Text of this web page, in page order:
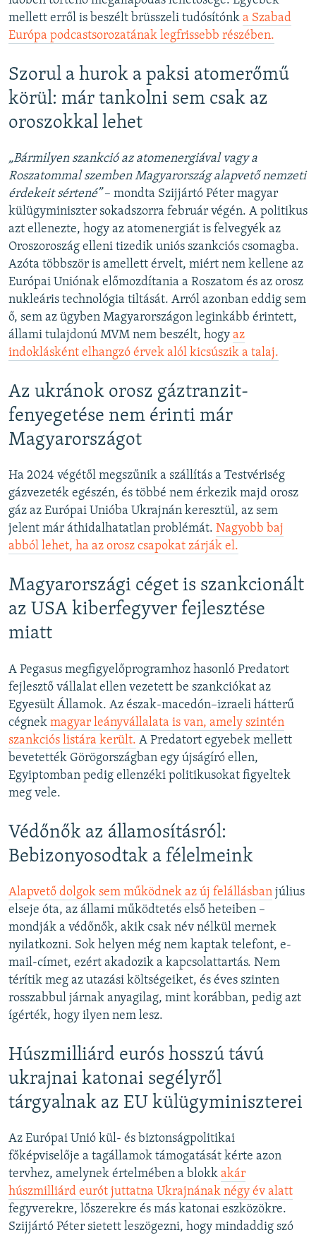
mellett erről is beszélt brüsszeli tudósítónk a Szabad
Európa podcastsorozatának legfrissebb részében.
Szorul a hurok a paksi atomerőmű
körül: már tankolni sem csak az
oroszokkal lehet
„Bármilyen szankció az atomenergiával vagy a
Roszatommal szemben Magyarország alapvető nemzeti
érdekeit sértené”– mondta Szijjártó Péter magyar
külügyminiszter sokadszorra február végén. A politikus
azt ellenezte, hogy az atomenergiát is felvegyék az
Oroszoroszág elleni tizedik uniós szankciós csomagba.
Azóta többször is amellett érvelt, miért nem kellene az
Európai Uniónak előmozdítania a Roszatom és az orosz
nukleáris technológia tiltását. Arról azonban eddig sem
ő, sem az ügyben Magyarországon leginkább érintett,
állami tulajdonú MVM nem beszélt, hogy az
indoklásként elhangzó érvek alól kicsúszik a talaj.
Az ukránok orosz gáztranzit-
fenyegetése nem érinti már
Magyarországot
Ha 2024 végétől megszűnik a szállítás a Testvériség
gázvezeték egészén, és többé nem érkezik majd orosz
gáz az Európai Unióba Ukrajnán keresztül, az sem
jelent már áthidalhatatlan problémát. Nagyobb baj
abból lehet, ha az orosz csapokat zárják el.
Magyarországi céget is szankcionált
az USA kiberfegyver fejlesztése
miatt
A Pegasus megfigyelőprogramhoz hasonló Predatort
fejlesztő vállalat ellen vezetett be szankciókat az
Egyesült Államok. Az észak-macedón–izraeli hátterű
cégnek magyar leányvállalata is van, amely szintén
szankciós listára került. A Predatort egyebek mellett
bevetették Görögországban egy újságíró ellen,
Egyiptomban pedig ellenzéki politikusokat figyeltek
meg vele.
Védőnők az államosításról:
Bebizonyosodtak a félelmeink
Alapvető dolgok sem működnek az új felállásban július
elseje óta, az állami működtetés első heteiben –
mondják a védőnők, akik csak név nélkül mernek
nyilatkozni. Sok helyen még nem kaptak telefont, e-
mail-címet, ezért akadozik a kapcsolattartás. Nem
térítik meg az utazási költségeiket, és éves szinten
rosszabbul járnak anyagilag, mint korábban, pedig azt
ígérték, hogy ilyen nem lesz.
Húszmilliárd eurós hosszú távú
ukrajnai katonai segélyről
tárgyalnak az EU külügyminiszterei
Az Európai Unió kül- és biztonságpolitikai
főképviselője a tagállamok támogatását kérte azon
tervhez, amelynek értelmében a blokk akár
húszmilliárd eurót juttatna Ukrajnának négy év alatt
fegyverekre, lőszerekre és más katonai eszközökre.
Szijjártó Péter sietett leszögezni, hogy mindaddig szó